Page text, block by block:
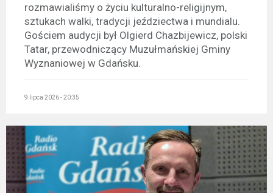
rozmawialiśmy o życiu kulturalno-religijnym,
sztukach walki, tradycji jeździectwa i mundialu.
Gościem audycji był Olgierd Chazbijewicz, polski
Tatar, przewodniczący Muzułmańskiej Gminy
Wyznaniowej w Gdańsku.
9 lipca 2026 - 20:35